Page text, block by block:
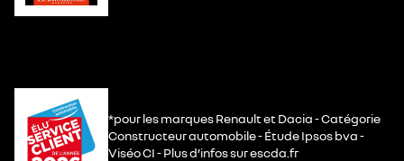
*pour les marques Renault et Dacia - Catégorie
Constructeur automobile - Étude Ipsos bva -
Viséo CI - Plus d’infos sur escda.fr